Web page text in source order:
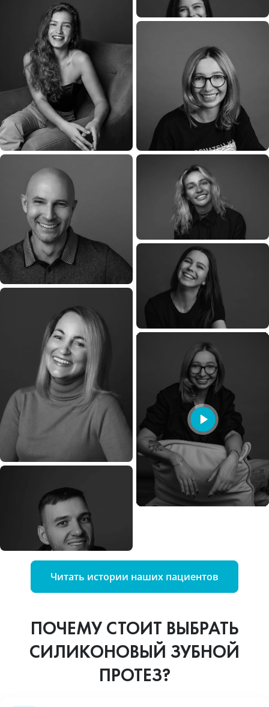
Читать истории наших пациентов
ПОЧЕМУ СТОИТ ВЫБРАТЬ
СИЛИКОНОВЫЙ ЗУБНОЙ
ПРОТЕЗ?